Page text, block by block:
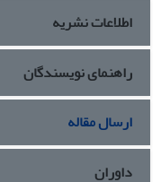
اطلاعات نشریه
راهنمای نویسندگان
ارسال مقاله
داوران